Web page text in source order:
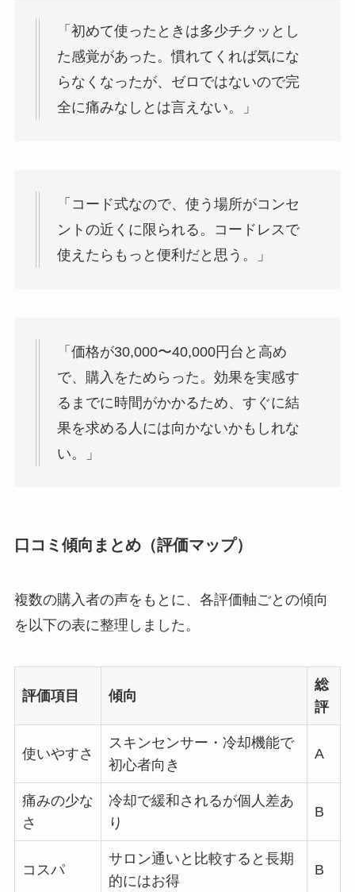
「初めて使ったときは多少チクッとし
た感覚があった。慣れてくれば気にな
らなくなったが、ゼロではないので完
全に痛みなしとは言えない。」
「コード式なので、使う場所がコンセ
ントの近くに限られる。コードレスで
使えたらもっと便利だと思う。」
「価格が30,000〜40,000円台と高め
で、購入をためらった。効果を実感す
るまでに時間がかかるため、すぐに結
果を求める人には向かないかもしれな
い。」
口コミ傾向まとめ（評価マップ）
複数の購入者の声をもとに、各評価軸ごとの傾向
を以下の表に整理しました。
評価項目 傾向
総
評
使いやすさ
スキンセンサー・冷却機能で
初心者向き
A
痛みの少な
さ
冷却で緩和されるが個人差あ
り
B
コスパ
サロン通いと比較すると長期
的にはお得
B